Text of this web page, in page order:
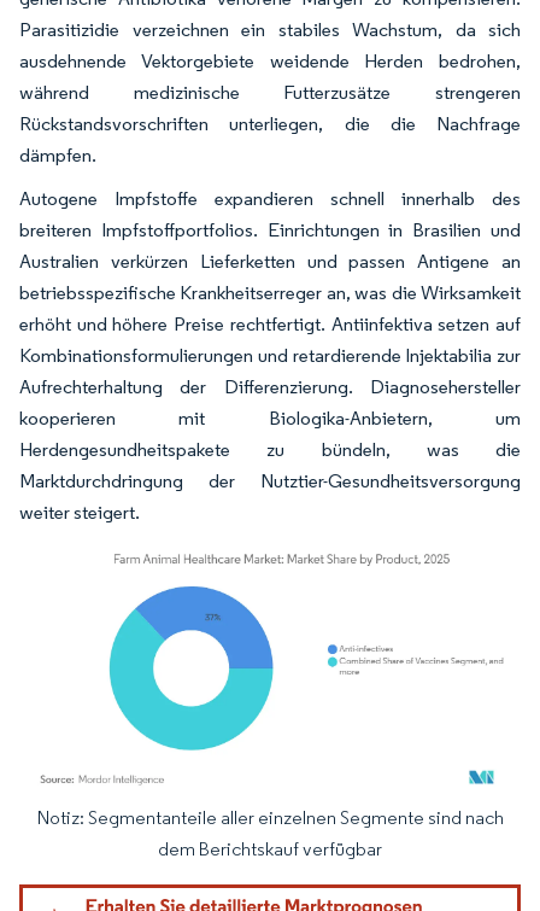
Parasitizidie verzeichnen ein stabiles Wachstum, da sich
ausdehnende Vektorgebiete weidende Herden bedrohen,
während medizinische Futterzusätze strengeren
Rückstandsvorschriften unterliegen, die die Nachfrage
dämpfen.
Autogene Impfstoffe expandieren schnell innerhalb des
breiteren Impfstoffportfolios. Einrichtungen in Brasilien und
Australien verkürzen Lieferketten und passen Antigene an
betriebsspezifische Krankheitserreger an, was die Wirksamkeit
erhöht und höhere Preise rechtfertigt. Antiinfektiva setzen auf
Kombinationsformulierungen und retardierende Injektabilia zur
Aufrechterhaltung der Differenzierung. Diagnosehersteller
kooperieren mit Biologika-Anbietern, um
Herdengesundheitspakete zu bündeln, was die
Marktdurchdringung der Nutztier-Gesundheitsversorgung
weiter steigert.
Bild © Mordor Intelligence. Wiederverwendung erfordert Namensnennung
Notiz: Segmentanteile aller einzelnen Segmente sind nach
dem Berichtskauf verfügbar